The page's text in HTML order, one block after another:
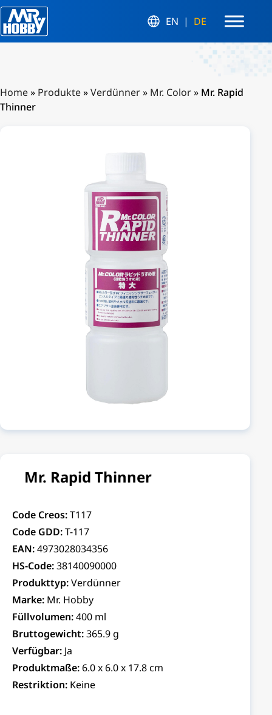
EN DE
Home» Produkte»Verdünner» Mr. Color» Mr. Rapid
Thinner
Mr. Rapid Thinner
Code Creos:T117
Code GDD:T-117
EAN:4973028034356
HS-Code:38140090000
Produkttyp:Verdünner
Marke: Mr. Hobby
Füllvolumen:400 ml
Bruttogewicht:365.9 g
Verfügbar: Ja
Produktmaße:6.0 x 6.0 x 17.8 cm
Restriktion: Keine